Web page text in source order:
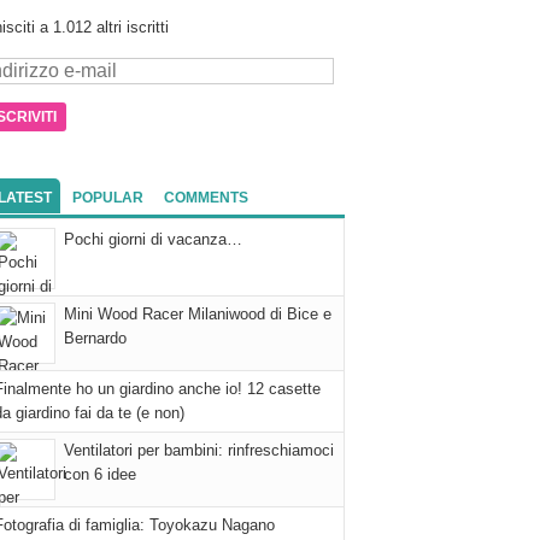
a 1.012 altri iscritti
LATEST POPULAR COMMENTS
Pochi giorni di vacanza…
Mini Wood Racer Milaniwood di Bice e
Bernardo
ho un giardino anche io! 12 casette
giardino fai da te (e non)
Ventilatori per bambini: rinfreschiamoci
con 6 idee
di famiglia: Toyokazu Nagano